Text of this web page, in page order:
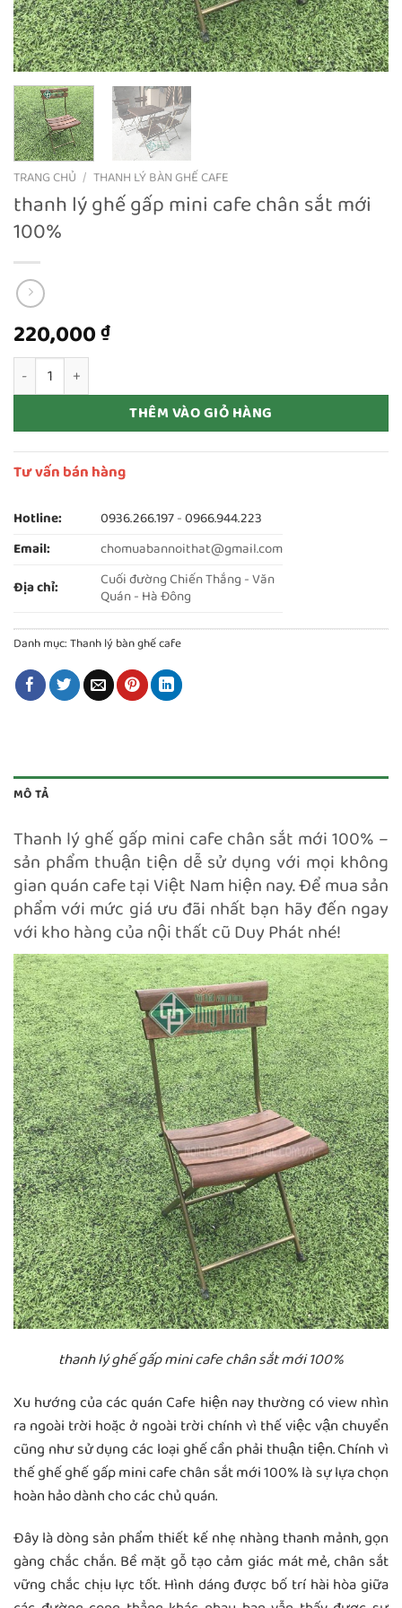
TRANG CHỦ / THANH LÝ BÀN GHẾ CAFE
thanh lý ghế gấp mini cafe chân sắt mới
100%
220,000₫
thanh lý ghế gấp mini cafe chân sắt mới 100% số lượng
THÊM VÀO GIỎ HÀNG
Tư vấn bán hàng
Hotline: 0936.266.197-0966.944.223
Email:
chomuabannoithat@gmail.com
Địa chỉ:
Cuối đường Chiến Thắng - Văn
Quán - Hà Đông
Danh mục:Thanh lý bàn ghế cafe
MÔ TẢ
Thanh lý ghế gấp mini cafe chân sắt mới 100% –
sản phẩm thuận tiện dễ sử dụng với mọi không
gian quán cafe tại Việt Nam hiện nay. Để mua sản
phẩm với mức giá ưu đãi nhất bạn hãy đến ngay
với kho hàng của nội thất cũ Duy Phát nhé!
thanh lý ghế gấp mini cafe chân sắt mới 100%
Xu hướng của các quán Cafe hiện nay thường có view nhìn
ra ngoài trời hoặc ở ngoài trời chính vì thế việc vận chuyển
cũng như sử dụng các loại ghế cần phải thuận tiện. Chính vì
thế ghế ghế gấp mini cafe chân sắt mới 100% là sự lựa chọn
hoàn hảo dành cho các chủ quán.
Đây là dòng sản phẩm thiết kế nhẹ nhàng thanh mảnh, gọn
gàng chắc chắn. Bề mặt gỗ tạo cảm giác mát mẻ, chân sắt
vững chắc chịu lực tốt. Hình dáng được bố trí hài hòa giữa